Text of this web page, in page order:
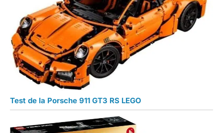
Test de la Porsche 911 GT3 RS LEGO